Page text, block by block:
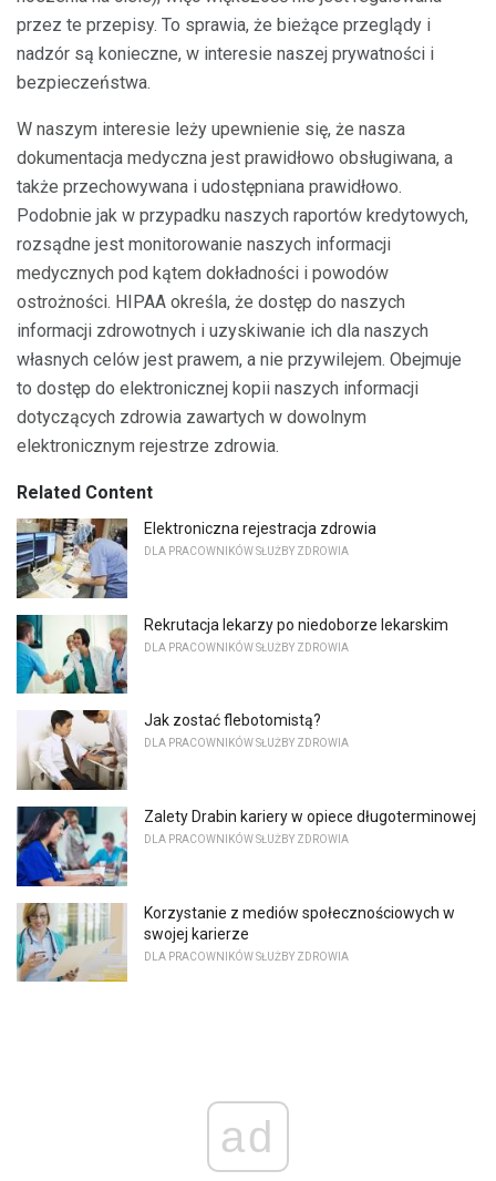
przez te przepisy. To sprawia, że ​​bieżące przeglądy i
nadzór są konieczne, w interesie naszej prywatności i
bezpieczeństwa.
W naszym interesie leży upewnienie się, że nasza
dokumentacja medyczna jest prawidłowo obsługiwana, a
także przechowywana i udostępniana prawidłowo.
Podobnie jak w przypadku naszych raportów kredytowych,
rozsądne jest monitorowanie naszych informacji
medycznych pod kątem dokładności i powodów
ostrożności. HIPAA określa, że ​​dostęp do naszych
informacji zdrowotnych i uzyskiwanie ich dla naszych
własnych celów jest prawem, a nie przywilejem. Obejmuje
to dostęp do elektronicznej kopii naszych informacji
dotyczących zdrowia zawartych w dowolnym
elektronicznym rejestrze zdrowia.
Related Content
Elektroniczna rejestracja zdrowia
DLA PRACOWNIKÓW SŁUŻBY ZDROWIA
Rekrutacja lekarzy po niedoborze lekarskim
DLA PRACOWNIKÓW SŁUŻBY ZDROWIA
Jak zostać flebotomistą?
DLA PRACOWNIKÓW SŁUŻBY ZDROWIA
Zalety Drabin kariery w opiece długoterminowej
DLA PRACOWNIKÓW SŁUŻBY ZDROWIA
Korzystanie z mediów społecznościowych w
swojej karierze
DLA PRACOWNIKÓW SŁUŻBY ZDROWIA
ad